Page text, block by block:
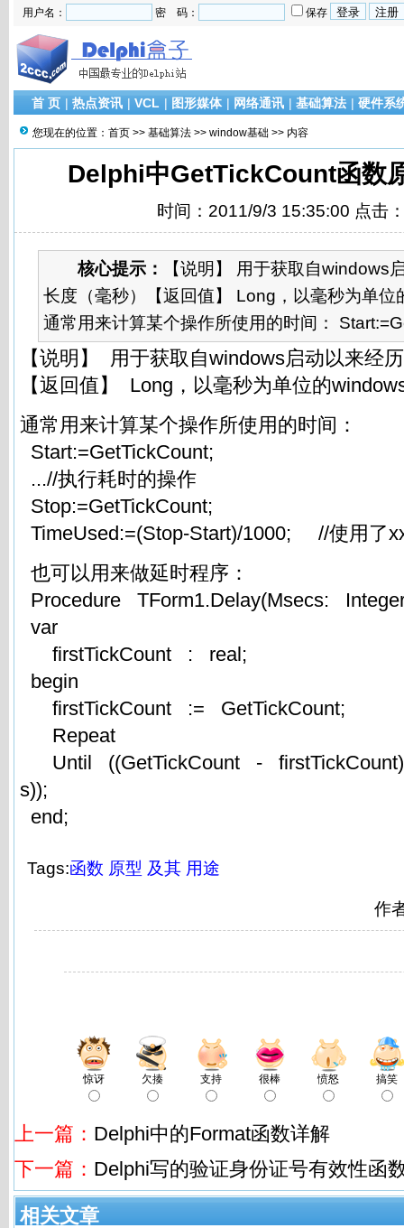
用户名： 密 码： 保存
首 页 | 热点资讯 | VCL | 图形媒体 | 网络通讯 | 基础算法 | 硬件系
您现在的位置： 首页 >> 基础算法 >> window基础 >> 内容
Delphi中GetTickCount函数
时间：2011/9/3 15:35:00 点击
核心提示：
【说明】 用于获取自windows
长度（毫秒）【返回值】 Long，以毫秒为单位
通常用来计算某个操作所使用的时间：
【说明】 用于获取自windows启动以来经
【返回值】 Long，以毫秒为单位的
通常用来计算某个操作所使用的时间：
Start:=GetTickCount;
...//执行耗时的操作
Stop:=GetTickCount;
TimeUsed:=(Stop-Start)/1000; //使用了
也可以用来做延时程序：
Procedure TForm1.Delay(Msecs:
var
firstTickCount : real;
begin
firstTickCount := GetTickCount;
Repeat
Until ((GetTickCount -
s));
end;
Tags:函数 原型 及其 用途
作
惊讶 欠揍 支持 很棒 愤怒 搞笑
上一篇： Delphi中的Format函数详解
下一篇： Delphi写的验证身份证号有效性函
相关文章